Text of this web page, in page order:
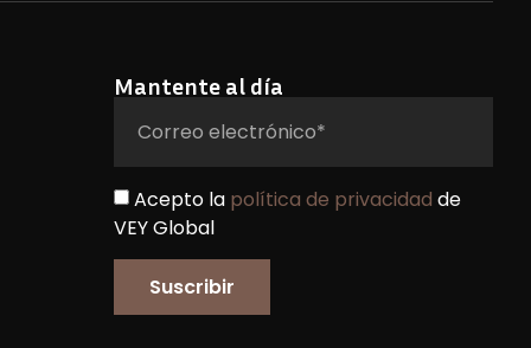
Mantente al día
Acepto la política de privacidad de
VEY Global
Suscribir